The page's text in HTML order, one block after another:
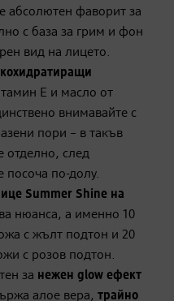
абсолютен фаворит за
с база за грим и фон
вид на лицето.
Е и масло от
внимавайте с
пори – в такъв
отделно, след
посоча по-долу.
Summer Shine на
нюанса, а именно 10
с жълт подтон и 20
с розов подтон.
за нежен glow ефект
алое вера, трайно